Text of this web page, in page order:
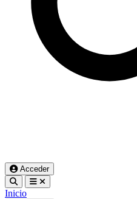
Acceder
Inicio